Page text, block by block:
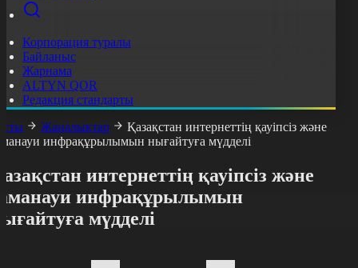
Корпорация туралы
Байланыс
Жарнама
ALTYN QOR
Редакция стандарты
Жаңалықтар
Қазақстан интернеттің қауіпсіз және
инфрақұрылымын нығайтуға мүдделі
интернеттің қауіпсіз және
инфрақұрылымын
мүдделі